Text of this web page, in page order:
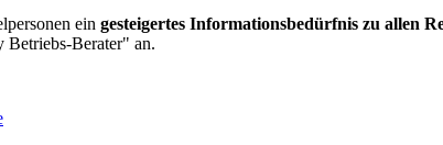
ein gesteigertes Informationsbedürfnis zu allen
Betriebs-Berater" an.